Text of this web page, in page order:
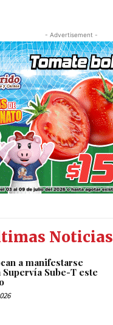
- Advertisement -
Noticias
a manifestarse
Supervía Sube-T este